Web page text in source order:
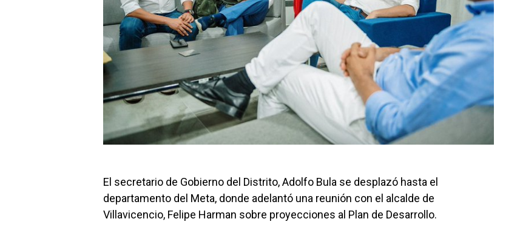
El secretario de Gobierno del Distrito, Adolfo Bula se desplazó hasta el
departamento del Meta, donde adelantó una reunión con el alcalde de
Villavicencio, Felipe Harman sobre proyecciones al Plan de Desarrollo.